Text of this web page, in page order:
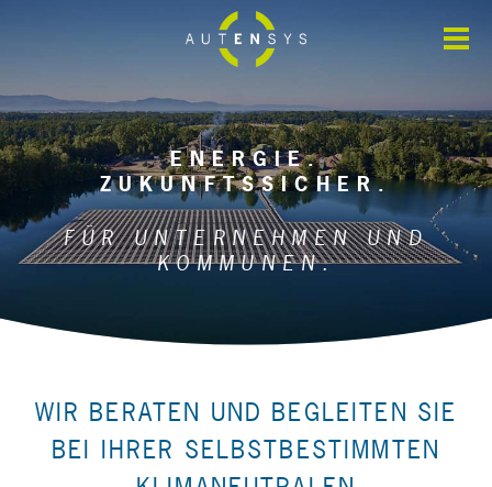
FÜR KOMMUNEN
PROJEKTE
ENERGIE.
ZUKUNFTSSICHER.
FÜR UNTERNEHMEN UND
KOMMUNEN.
WIR BERATEN UND BEGLEITEN SIE
BEI IHRER SELBST­BESTIMMTEN